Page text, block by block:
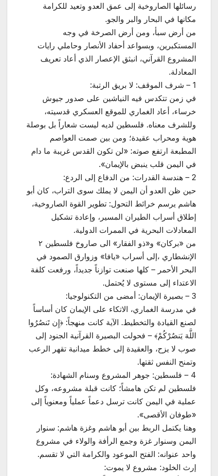
رسائلها الصاروخية إلى عمق العدو وتعيد للكرامة
مكانها في البحار والبر والجو.
من أرض سبأ، ومن أرض الصرخة في وجه
المستكبرين، وبسواعد أحفاد الأنصار وحاملي رايات
المشروع القرآني، انبثق الإعصار الذي أعاد تعريف
المعادلة.
1 – شرف الموقف: لا بريق الرتبة:
في زمن تتكدس فيه النياشين على صدور جيوش
خرساء، أعاد الغماري للموقع العسكري قدسيته،
وللشرف معناه. فلسطين لديه ليست شعاراً بل بوصلة
هوية ومحراب عقيدة؛ ومن بين صمت العواصم
المطبعة ارتفع صوته: «لن تكون القدس غريبة ما دام
في اليمن قلب ينبض بالإيمان».
2 – هندسة القدرات: من الدفاع إلى الردع:
حين ظن العدو أن اليمن لا يملك سوى التراب، كان أبو
هاشم يرسم خرائط التحول: تطوير القوة الصاروخية،
إطلاق أسراب الطيران المسير، وإعادة تشكيل
المعادلات البحرية في الممرات الدولية.
من «بركان» و«ذو الفقار» الى صاروخ فلسطين ٢
الإنشطاري ،إلى أسراب «يافا» وزوارق الصمود في
البحر الأحمر – كلها صنعت توازناً جديداً، ورفعت كلفة
الاعتداء إلى مستوى لا يُحتمل.
3 – بصيرة الإيمان: أمضى من التكنولوجيا:
في مدرسة الغماري، الاتكاء على الإيمان كان أساساً
لصنع القيادة والتخطيط. الآية كانت منهجاً: ﴿إِن تَنصُرُوا
اللَّهَ يَنصُرْكُمْ﴾ – فحولت البصيرة القرآنية الجنود إلى
صوب لا يزح، والعقيدة إلى خطط ميدانية تقهر الرعب
وتمنح النفس ثقتها.
4 – فلسطين: جوهر المشروع وسنام الشهادة:
فلسطين لم تكن هامشاً؛ كانت قبلة مشروعه، وكل
عملية في اليمن كانت ترسل دعماً عملياً ومعنوياً إلى
«طوفان الأقصى».
وهنا يكتمل الربط بين أبو هاشم وغزة هاشم: سنوار
اليمن وسنوار غزة وجمع الرأفة والولاء في مشروع
واحد عنوانه: الفتح الموعود والكرامة التي لا تقسم.
إرث الخلود: مشروع لا يموت: